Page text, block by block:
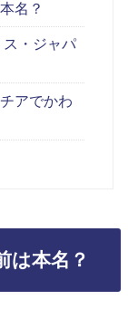
名？
・ジャパ
アでかわ
は本名？